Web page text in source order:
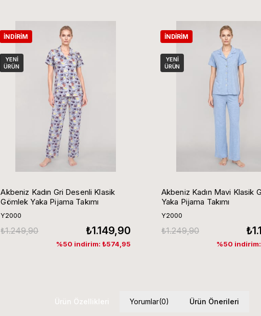
Akbeniz Kadın Gri Desenli Klasik
Gömlek Yaka Pijama Takımı
Y2000
₺1.149,90
₺1.249,90
%50 indirim: ₺574,95
İNDIRIM
YENI
ÜRÜN
Akbeniz Kadın Mavi Klasik
Yaka Pijama Takımı
Y2000
₺1.249,90
%50
İNDIRIM
YENI
ÜRÜN
Ürün Özellikleri Yorumlar(0) Ürün Önerileri